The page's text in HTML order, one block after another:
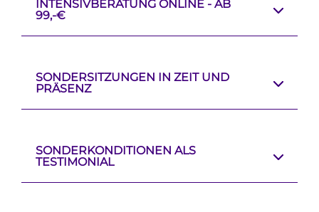
INTENSIVBERATUNG ONLINE - AB
99,-€
SONDERSITZUNGEN IN ZEIT UND
PRÄSENZ
SONDERKONDITIONEN ALS
TESTIMONIAL